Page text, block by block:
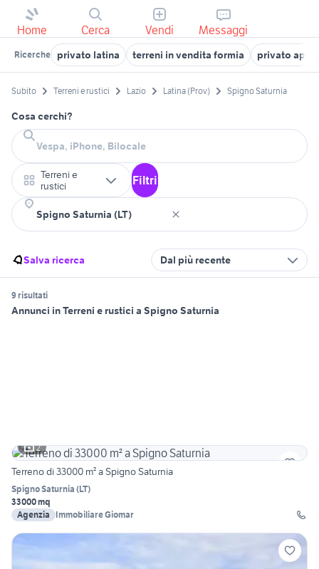
Home Cerca Vendi Messaggi
Ricerche privato latina terreni in vendita formia privato
Subito Terreni e rustici Lazio Latina (Prov) Spigno Saturnia
Cosa cerchi?
Terreni e
rustici
Filtri
Salva ricerca Dal più recente
9 risultati
Annunci in Terreni e rustici a Spigno Saturnia
2
Terreno di 33000 m² a Spigno Saturnia
Spigno Saturnia (LT)
33000 mq
Agenzia
Immobiliare Giomar